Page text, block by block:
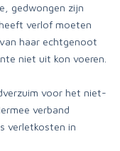
gedwongen zijn
verlof moeten
haar echtgenoot
niet uit kon voeren.
voor het niet-
verband
verletkosten in